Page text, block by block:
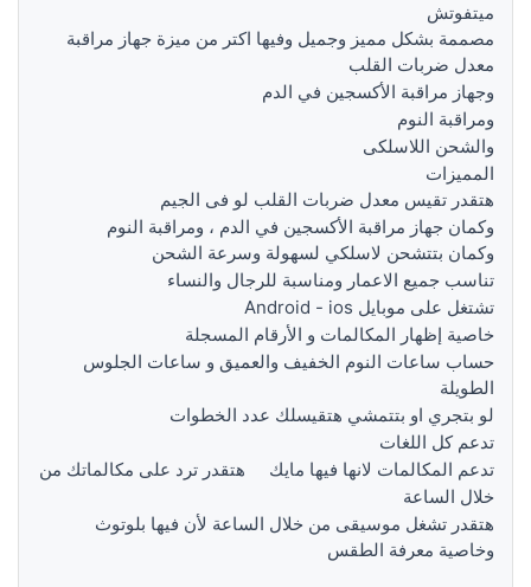
ميتفوتش
مصممة بشكل مميز وجميل وفيها اكتر من ميزة جهاز مراقبة
معدل ضربات القلب
وجهاز مراقبة الأكسجين في الدم
ومراقبة النوم
والشحن اللاسلكى
المميزات
هتقدر تقيس معدل ضربات القلب لو فى الجيم
وكمان جهاز مراقبة الأكسجين في الدم ، ومراقبة النوم
وكمان بتتشحن لاسلكي لسهولة وسرعة الشحن
تناسب جميع الاعمار ومناسبة للرجال والنساء
تشتغل على موبايل Android - ios
خاصية إظهار المكالمات و الأرقام المسجلة
حساب ساعات النوم الخفيف والعميق و ساعات الجلوس
الطويلة
لو بتجري او بتتمشي هتقيسلك عدد الخطوات
تدعم كل اللغات
تدعم المكالمات لانها فيها مايك
هتقدر ترد على مكالماتك من
خلال الساعة
هتقدر تشغل موسيقى من خلال الساعة لأن فيها بلوتوث
وخاصية معرفة الطقس